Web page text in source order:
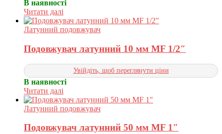
В наявності
Читати далі
Латунний подовжувач
Подовжувач латунний 10 мм MF 1/2″
Увійдіть, щоб переглянути ціни
В наявності
Читати далі
Латунний подовжувач
Подовжувач латунний 50 мм MF 1″